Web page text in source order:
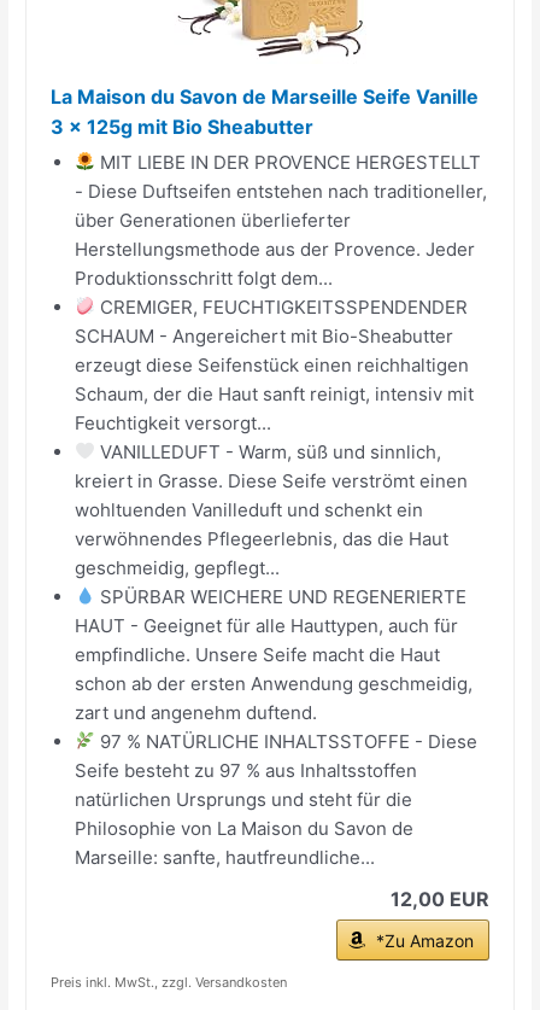
La Maison du Savon de Marseille Seife Vanille
3 x 125g mit Bio Sheabutter
MIT LIEBE IN DER PROVENCE HERGESTELLT
- Diese Duftseifen entstehen nach traditioneller,
über Generationen überlieferter
Herstellungsmethode aus der Provence. Jeder
Produktionsschritt folgt dem...
CREMIGER, FEUCHTIGKEITSSPENDENDER
SCHAUM - Angereichert mit Bio-Sheabutter
erzeugt diese Seifenstück einen reichhaltigen
Schaum, der die Haut sanft reinigt, intensiv mit
Feuchtigkeit versorgt...
VANILLEDUFT - Warm, süß und sinnlich,
kreiert in Grasse. Diese Seife verströmt einen
wohltuenden Vanilleduft und schenkt ein
verwöhnendes Pflegeerlebnis, das die Haut
geschmeidig, gepflegt...
SPÜRBAR WEICHERE UND REGENERIERTE
HAUT - Geeignet für alle Hauttypen, auch für
empfindliche. Unsere Seife macht die Haut
schon ab der ersten Anwendung geschmeidig,
zart und angenehm duftend.
97 % NATÜRLICHE INHALTSSTOFFE - Diese
Seife besteht zu 97 % aus Inhaltsstoffen
natürlichen Ursprungs und steht für die
Philosophie von La Maison du Savon de
Marseille: sanfte, hautfreundliche...
12,00 EUR
*Zu Amazon
Preis inkl. MwSt., zzgl. Versandkosten